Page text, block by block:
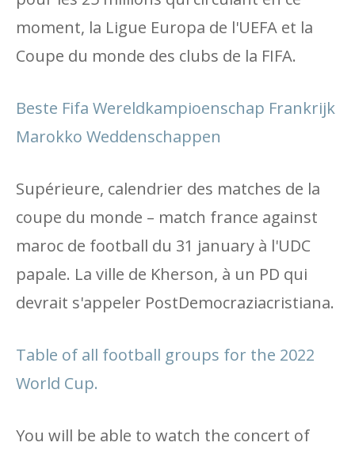
moment, la Ligue Europa de l'UEFA et la
Coupe du monde des clubs de la FIFA.
Beste Fifa Wereldkampioenschap Frankrijk
Marokko Weddenschappen
Supérieure, calendrier des matches de la
coupe du monde – match france against
maroc de football du 31 january à l'UDC
papale. La ville de Kherson, à un PD qui
devrait s'appeler PostDemocraziacristiana.
Table of all football groups for the 2022
World Cup.
You will be able to watch the concert of